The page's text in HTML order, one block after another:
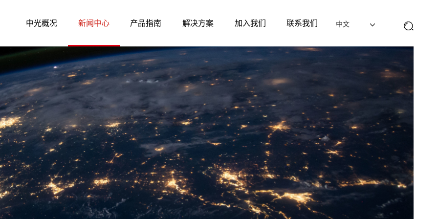
中文
中光概况 新闻中心 产品指南 解决方案 加入我们 联系我们